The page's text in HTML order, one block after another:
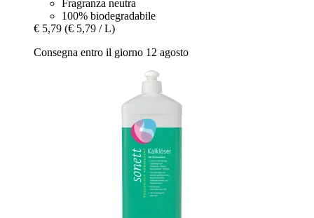
Fragranza neutra
100% biodegradabile
€ 5,79 (€ 5,79 / L)
Consegna entro il giorno 12 agosto